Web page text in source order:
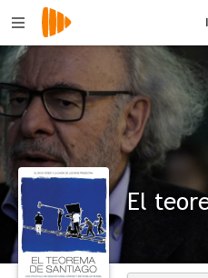
El